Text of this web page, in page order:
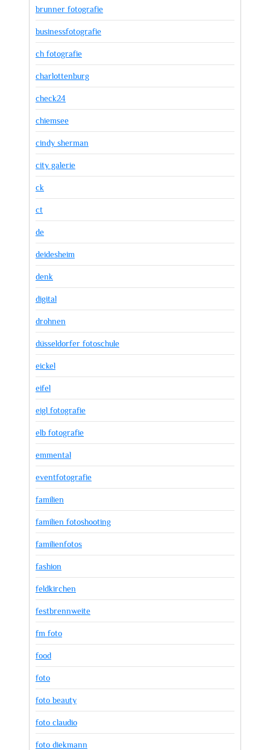
brunner fotografie
businessfotografie
ch fotografie
charlottenburg
check24
chiemsee
cindy sherman
city galerie
ck
ct
de
deidesheim
denk
digital
drohnen
düsseldorfer fotoschule
eickel
eifel
eigl fotografie
elb fotografie
emmental
eventfotografie
familien
familien fotoshooting
familienfotos
fashion
feldkirchen
festbrennweite
fm foto
food
foto
foto beauty
foto claudio
foto diekmann